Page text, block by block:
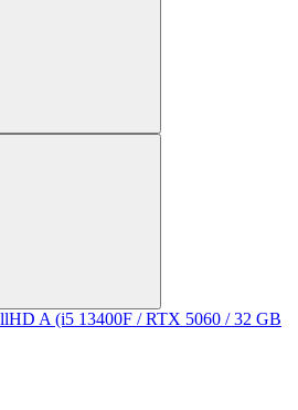
A (i5 13400F / RTX 5060 / 32 GB